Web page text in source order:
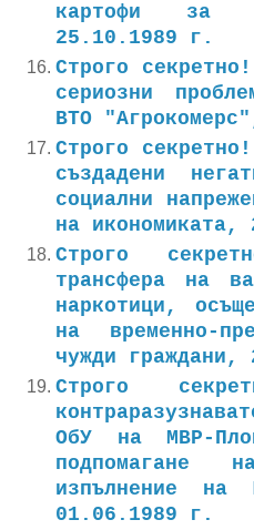
картофи за
25.10.1989 г.
Строго
сериозни
ВТО
Строго
създадени
социални
на
Строго
трансфера на
наркотици,
на временно-
чужди
Строго
ОбУ на МВР-
подпомагане
изпълнение на
01.06.1989 г.